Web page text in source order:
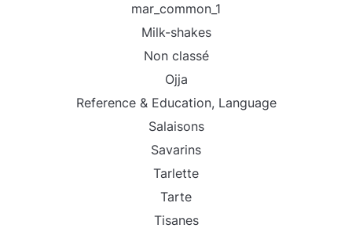
mar_common_1
Milk-shakes
Non classé
Ojja
Reference & Education, Language
Salaisons
Savarins
Tarlette
Tarte
Tisanes